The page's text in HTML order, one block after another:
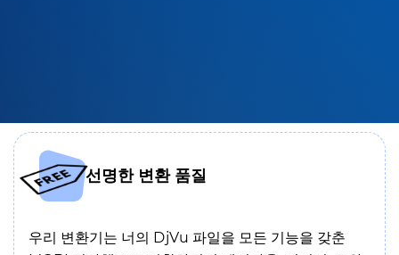
선명한 변환 품질
우리 변환기는 너의 DjVu 파일을 모든 기능을 갖춘